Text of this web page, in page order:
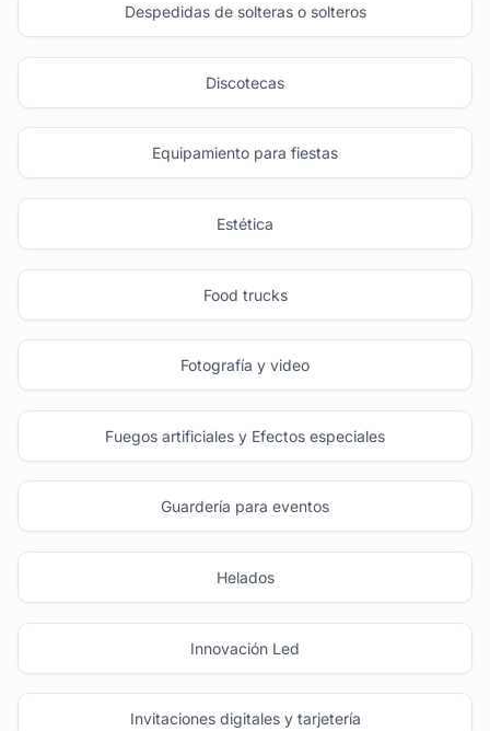
Despedidas de solteras o solteros
Discotecas
Equipamiento para fiestas
Estética
Food trucks
Fotografía y video
Fuegos artificiales y Efectos especiales
Guardería para eventos
Helados
Innovación Led
Invitaciones digitales y tarjetería